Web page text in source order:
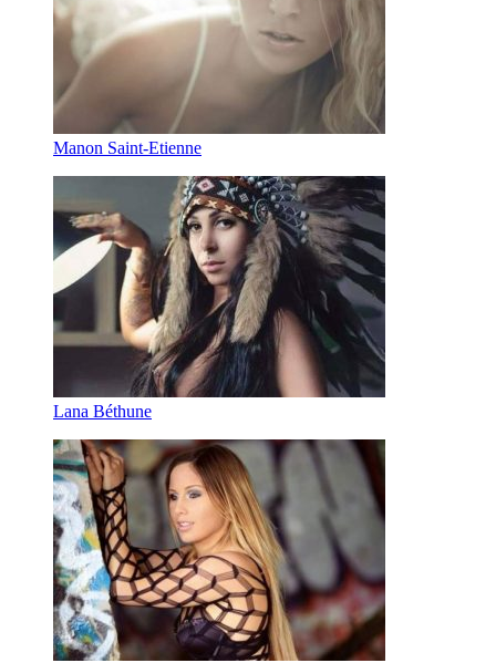
Manon Saint-Etienne
Lana Béthune